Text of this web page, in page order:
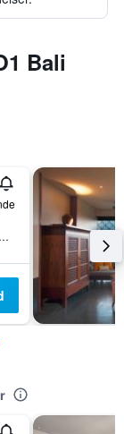
Bali
Jl Danau Tamblingan 89, Denpasar, Indonesien